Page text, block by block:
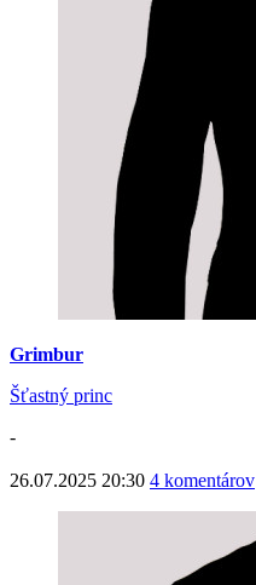
Grimbur
Šťastný princ
-
26.07.2025 20:30 4 komentárov